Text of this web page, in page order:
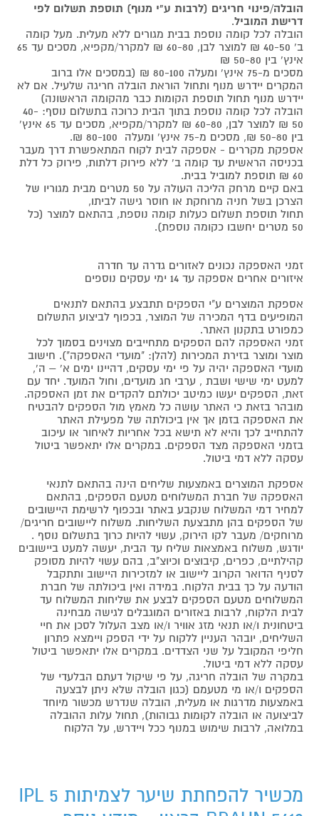
הובלה/פינוי חריגים (לרבות ע"י מנוף) תוספת תשלום לפי
דרישת המוביל.
הובלה לכל קומה נוספת בבית מגורים ללא מעלית. מעל קומה
ב' 40-50 ₪ למוצר לבן, 60-80 ₪ למקרר/מקפיא, מסכים עד 65
אינץ' בין 50-80 ₪
מסכים מ-75 אינץ' ומעלה 80-100 ₪ (במסכים אלו ברוב
המקרים יידרש מנוף ותחול הוראת הובלה חריגה שלעיל. אם לא
יידרש מנוף תחול תוספת הקומות כבר מהקומה הראשונה)
הובלה לכל קומה נוספת בתוך הבית כרוכה בתשלום נוסף: 40-
50 ₪ למוצר לבן, 60-80 ₪ למקרר/מקפיא, מסכים עד 65 אינץ'
בין 50-80 ₪, מסכים מ-75 אינץ' ומעלה 80-100 ₪.
אספקת מקררים - אספקה לבית לקוח המתאפשרת דרך מעבר
בכניסה הראשית עד קומה ב' ללא פירוק דלתות, פירוק כל דלת
60 ₪ תוספת למוביל בבית.
באם קיים מרחק הליכה העולה על 50 מטרים מבית מגוריו של
הצרכן בשל חניה מרוחקת או חוסר גישה לביתו,
תחול תוספת תשלום כעלות קומה נוספת, בהתאם למוצר (כל
50 מטרים יחשבו כקומה נוספת).
זמני האספקה נכונים לאזורים גדרה עד חדרה
איזורים אחרים אספקה עד 14 ימי עסקים נוספים
אספקת המוצרים ע"י הספקים תתבצע בהתאם לתנאים
המופיעים בדף המכירה של המוצר, בכפוף לביצוע התשלום
כמפורט בתקנון האתר.
זמני האספקה להם הספקים מתחייבים מצוינים בסמוך לכל
מוצר ומוצר בזירת המכירות (להלן: "מועדי האספקה"). חישוב
מועדי האספקה יהיה על פי ימי עסקים, דהיינו ימים א' – ה',
למעט ימי שישי ושבת , ערבי חג מועדים, וחול המועד. יחד עם
זאת, הספקים יעשו כמיטב יכולתם להקדים את זמן האספקה.
מובהר בזאת כי האתר עושה כל מאמץ מול הספקים להבטיח
את האספקה בזמן אך אין ביכולתה של מפעילת האתר
להתחייב לכך והיא לא תישא בכל אחריות לאיחור או עיכוב
בזמני האספקה מצד הספקים. במקרים אלו יתאפשר ביטול
עסקה ללא דמי ביטול.
אספקת המוצרים באמצעות שליחים הינה בהתאם לתנאי
האספקה של חברת המשלוחים מטעם הספקים, בהתאם
למחיר דמי המשלוח שנקבע באתר ובכפוף לרשימת היישובים
של הספקים בהן מתבצעת השליחות. משלוח ליישובים חריגים/
מרוחקים/ מעבר לקו הירוק, עשוי להיות כרוך בתשלום נוסף .
יודגש, משלוח באמצאות שליח עד הבית, יעשה למעט ביישובים
קהילתיים, כפרים, קיבוצים וכיוצ"ב, בהם עשוי להיות מסופק
לסניף הדואר הקרוב ליישוב או למזכירות היישוב ותתקבל
הודעה על כך בבית הלקוח. במידה ואין ביכולתה של חברת
המשלוחים מטעם הספקים לבצע את שליחות המשלוח עד
לבית הלקוח, לרבות באזורים המוגבלים לגישה מבחינה
ביטחונית ו/או תנאי מזג אוויר ו/או מצב העלול לסכן את חיי
השליחים, יובהר העניין ללקוח על ידי הספק ויימצא פתרון
חליפי המקובל על שני הצדדים. במקרים אלו יתאפשר ביטול
עסקה ללא דמי ביטול.
במקרה של הובלה חריגה, על פי שיקול דעתם הבלעדי של
הספקים ו/או מי מטעמם (כגון הובלה שלא ניתן לבצעה
באמצעות מדרגות או מעלית, הובלה שנדרש מכשור מיוחד
לביצועה או הובלה לקומות גבוהות), תחול עלות ההובלה
במלואה, לרבות שימוש במנוף ככל ויידרש, על הלקוח
מכשיר להפחתת שיער לצמיתות IPL 5